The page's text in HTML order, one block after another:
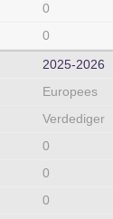
0
0
2025‑2026
Europees
Verdediger
0
0
0